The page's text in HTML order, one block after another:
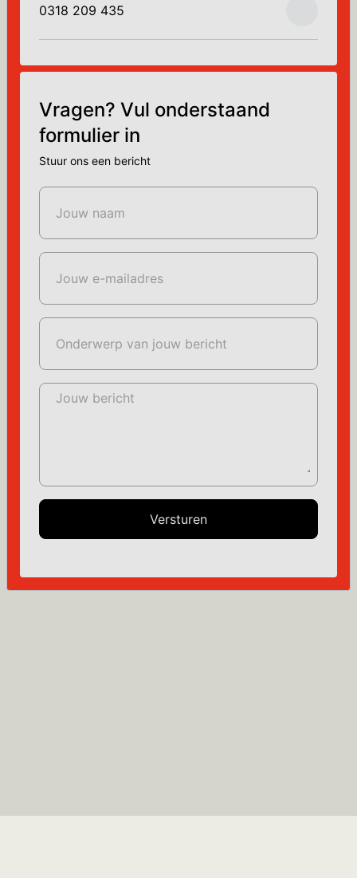
0318 209 435
Vragen? Vul onderstaand
formulier in
Stuur ons een bericht
Jouw naam
Jouw e-mailadres
Onderwerp van jouw bericht
Jouw bericht
Versturen